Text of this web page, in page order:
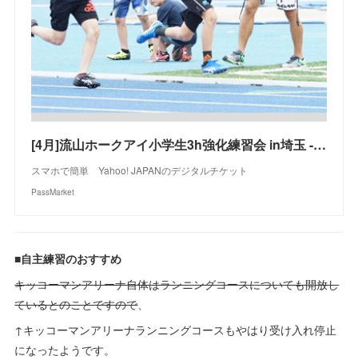
[4月]流山ホークアイ小学生3h強化練習会 in埼玉 - パスマーケット
スマホで簡単 Yahoo! JAPANのデジタルチケット
PassMarket
■自主練習のおすすめ
キッコーマンアリーナ自体はランニングコースについても開放し
ているとのことですので、
↑キッコーマンアリーナランニングコースもやはり受け入れ停止
になったようです。